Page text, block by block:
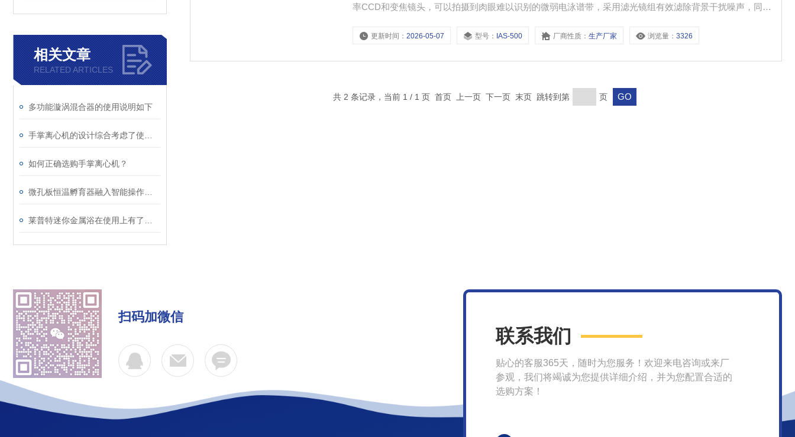
相关文章
RELATED ARTICLES
多功能漩涡混合器的使用说明如下
如何正确选购手掌离心机？
率CCD和变焦镜头，可以拍摄到肉眼难以识别的微弱电泳谱带，采用滤光镜组有效滤除背景干扰噪声，同时*
辑、整理实验报告、打印等，减轻实验人员负担。可以取代普通紫外分析仪或胶片观察箱，是实验室必*
更新时间：2026-05-07 型号： IAS-500 厂商性质：生产厂家 浏览量：3326
共 2 条记录，当前 1 / 1 页 首页 上一页 下一页 末页 跳转到第 页
扫码加微信
联系我们
贴心的客服365天，随时为您服务！欢迎来电咨询或来厂
参观，我们将竭诚为您提供详细介绍，并为您配置合适的
选购方案！